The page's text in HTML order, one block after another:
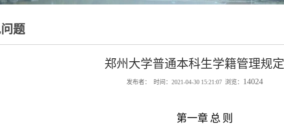
题
郑州大学普通本科生学籍管理规定
发布者： 时间：2021-04-30 15:21:07 浏览： 14024
第一章 总 则